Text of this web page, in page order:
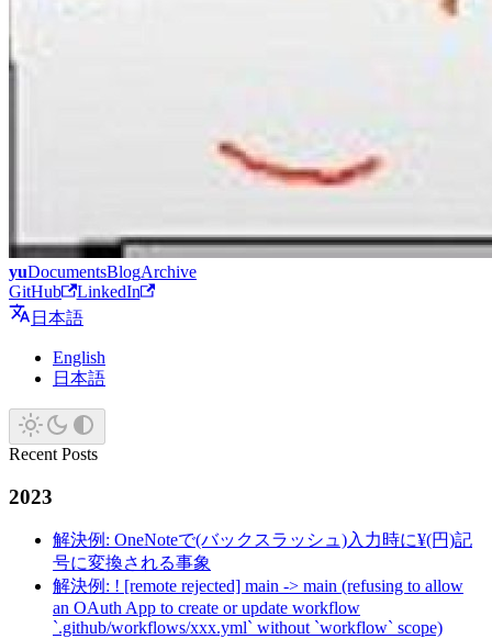
yuDocumentsBlogArchive
GitHub
LinkedIn
日本語
English
日本語
Recent Posts
2023
解決例: OneNoteで(バックスラッシュ)入力時に¥(円)記
号に変換される事象
解決例: ! [remote rejected] main -> main (refusing to allow
an OAuth App to create or update workflow
`.github/workflows/xxx.yml` without `workflow` scope)